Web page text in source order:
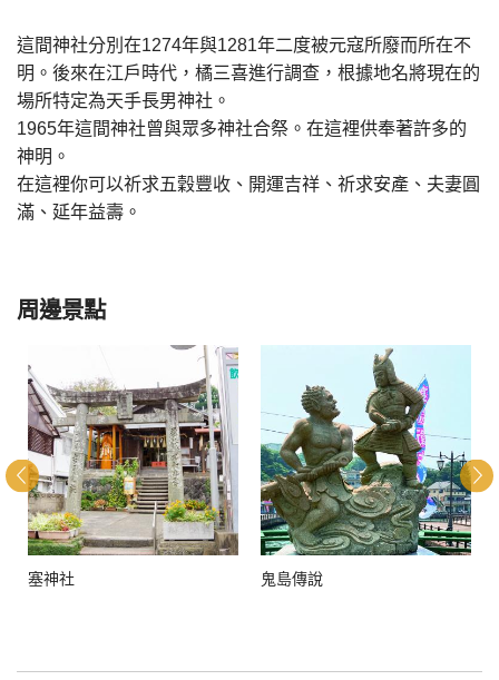
這間神社分別在1274年與1281年二度被元寇所廢而所在不
明。後來在江戶時代，橘三喜進行調查，根據地名將現在的
場所特定為天手長男神社。
1965年這間神社曾與眾多神社合祭。在這裡供奉著許多的
神明。
在這裡你可以祈求五穀豐收、開運吉祥、祈求安產、夫妻圓
滿、延年益壽。
周邊景點
塞神社 鬼島傳說